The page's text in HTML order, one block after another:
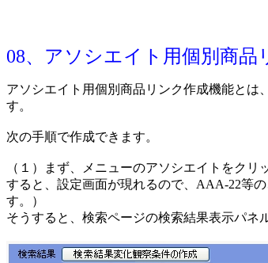
08、アソシエイト用個別商品
アソシエイト用個別商品リンク作成機能と
す。
次の手順で作成できます。
（１）まず、メニューのアソシエイトをクリ
すると、設定画面が現れるので、AAA-22等
す。）
そうすると、検索ページの検索結果表示パネ